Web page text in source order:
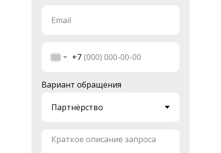
+7
Вариант обращения